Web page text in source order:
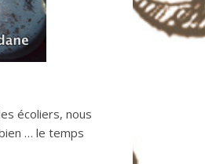
écoliers, nous
… le temps